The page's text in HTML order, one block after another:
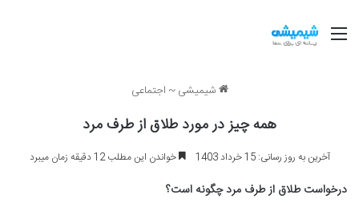
منو
شیمیشی ~ اجتماعی
همه چیز در مورد طلاق از طرف مرد
آخرین به روز رسانی: 15 خرداد 1403 خواندن این مطلب 12 دقیقه زمان میبرد
درخواست طلاق از طرف مرد چگونه است؟